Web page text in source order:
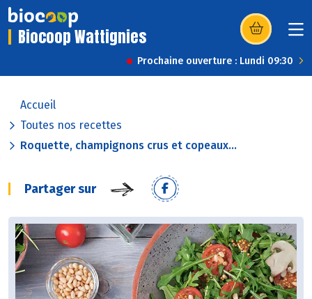
Biocoop Wattignies (s’ouvre dans
Prochaine ouverture : Lundi 09:30
Accueil
Toutes nos recettes
Roquette, champignons crus et copeaux...
Partager sur